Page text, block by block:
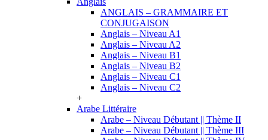
ANGLAIS – GRAMMAIRE ET
CONJUGAISON
Anglais – Niveau A1
Anglais – Niveau A2
Anglais – Niveau B1
Anglais – Niveau B2
Anglais – Niveau C1
Anglais – Niveau C2
+
Arabe Littéraire
Arabe – Niveau Débutant || Thème II
Arabe – Niveau Débutant || Thème III